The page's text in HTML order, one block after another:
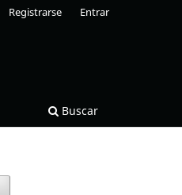
Buscar
Registrarse Entrar